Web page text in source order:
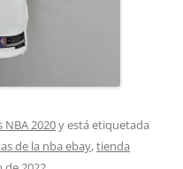
NBA 2020y está etiquetada
de la nba ebay,tienda